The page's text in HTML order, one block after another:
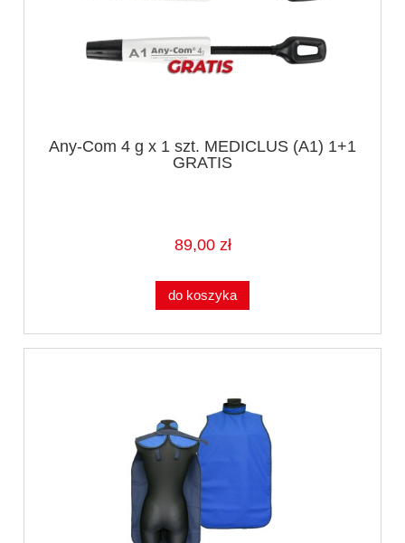
Any-Com 4 g x 1 szt. MEDICLUS (A1) 1+1
GRATIS
89,00 zł
do koszyka